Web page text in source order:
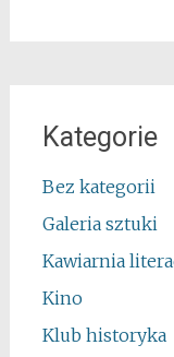
Kategorie
Bez kategorii
Galeria sztuki
Kawiarnia
Kino
Klub historyka